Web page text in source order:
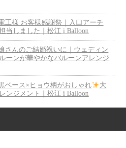
工様 お客様感謝祭｜入口アーチ
当しました｜松江 i Balloon
さんのご結婚祝いに｜ウェディン
ーンが華やかなバルーンアレンジ
ベース×ヒョウ柄がおしゃれ
大
ンジメント｜松江 i Balloon